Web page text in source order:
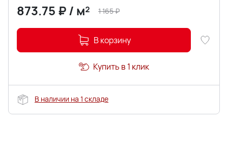
873.75 ₽/ м² 1 165₽
В корзину
Купить в 1 клик
В наличии на 1 складе